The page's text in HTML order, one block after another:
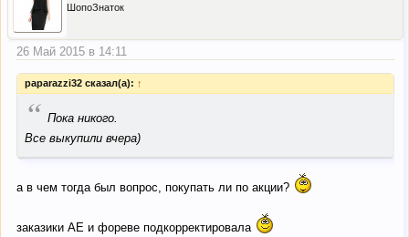
ШопоЗнаток
26 Май 2015 в 14:11
paparazzi32 сказал(а): ↑
“ Пока никого.
Все выкупили вчера)
а в чем тогда был вопрос, покупать ли по акции?
заказики АЕ и фореве подкорректировала